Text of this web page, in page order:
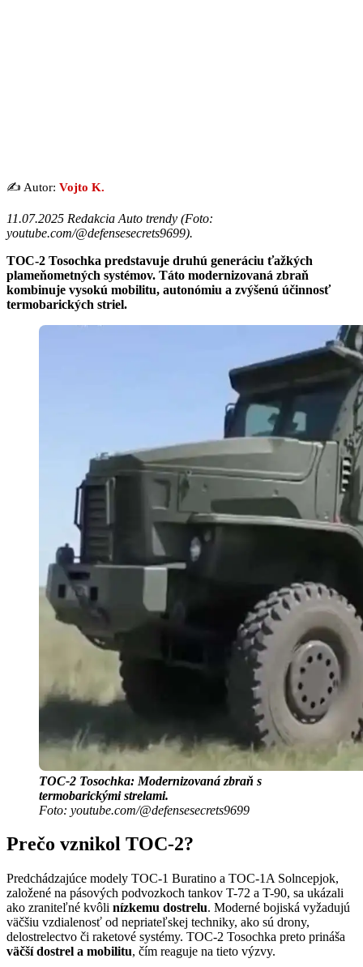
✍️ Autor: Vojto K.
11.07.2025 Redakcia Auto trendy (Foto:
youtube.com/@defensesecrets9699).
TOC-2 Tosochka predstavuje druhú generáciu ťažkých
plameňometných systémov. Táto modernizovaná zbraň
kombinuje vysokú mobilitu, autonómiu a zvýšenú účinnosť
termobarických striel.
TOC-2 Tosochka: Modernizovaná zbraň s
termobarickými strelami.
Foto: youtube.com/@defensesecrets9699
Prečo vznikol TOC-2?
Predchádzajúce modely TOC-1 Buratino a TOC-1A Solncepjok,
založené na pásových podvozkoch tankov T-72 a T-90, sa ukázali
ako zraniteľné kvôli nízkemu dostrelu. Moderné bojiská vyžadujú
väčšiu vzdialenosť od nepriateľskej techniky, ako sú drony,
delostrelectvo či raketové systémy. TOC-2 Tosochka preto prináša
väčší dostrel a mobilitu, čím reaguje na tieto výzvy.